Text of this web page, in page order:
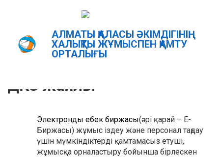
АЛМАТЫ ҚАЛАСЫ ӘКІМДІГІНІҢ
ХАЛЫҚТЫ ЖҰМЫСПЕН ҚАМТУ
ОРТАЛЫҒЫ
Главная "ДКЗ" туралы
ДКЗ жайлы
Электронды еңбек биржасы(әрі қарай – Е-
Биржасы) жұмыс іздеу және персонал таңдау
үшін мүмкіндіктерді қамтамасыз етуші,
жұмысқа орналастыру бойынша бірлескен